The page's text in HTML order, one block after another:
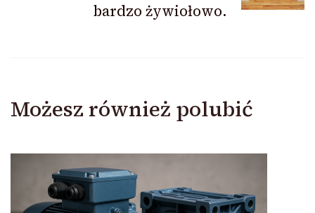
bardzo żywiołowo.
Możesz również polubić